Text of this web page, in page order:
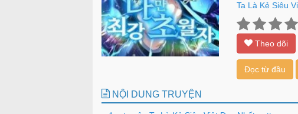
Ta Là Kẻ Siêu
Theo dõi
Đọc từ đầu
NỘI DUNG TRUYỆN